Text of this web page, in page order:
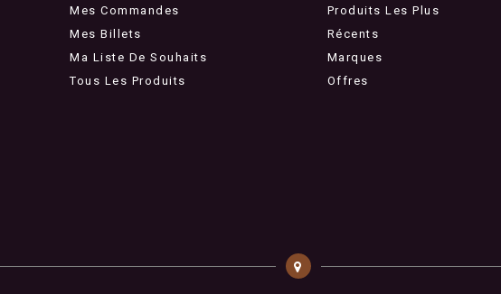
Mes Commandes
Mes Billets
Ma Liste De Souhaits
Tous Les Produits
Produits Les Plus
Récents
Marques
Offres